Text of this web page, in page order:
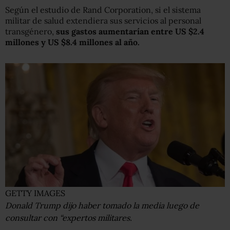
Según el estudio de Rand Corporation, si el sistema
militar de salud extendiera sus servicios al personal
transgénero, sus gastos aumentarían entre US $2.4
millones y US $8.4 millones al año.
GETTY IMAGES
Donald Trump dijo haber tomado la media luego de
consultar con “expertos militares.